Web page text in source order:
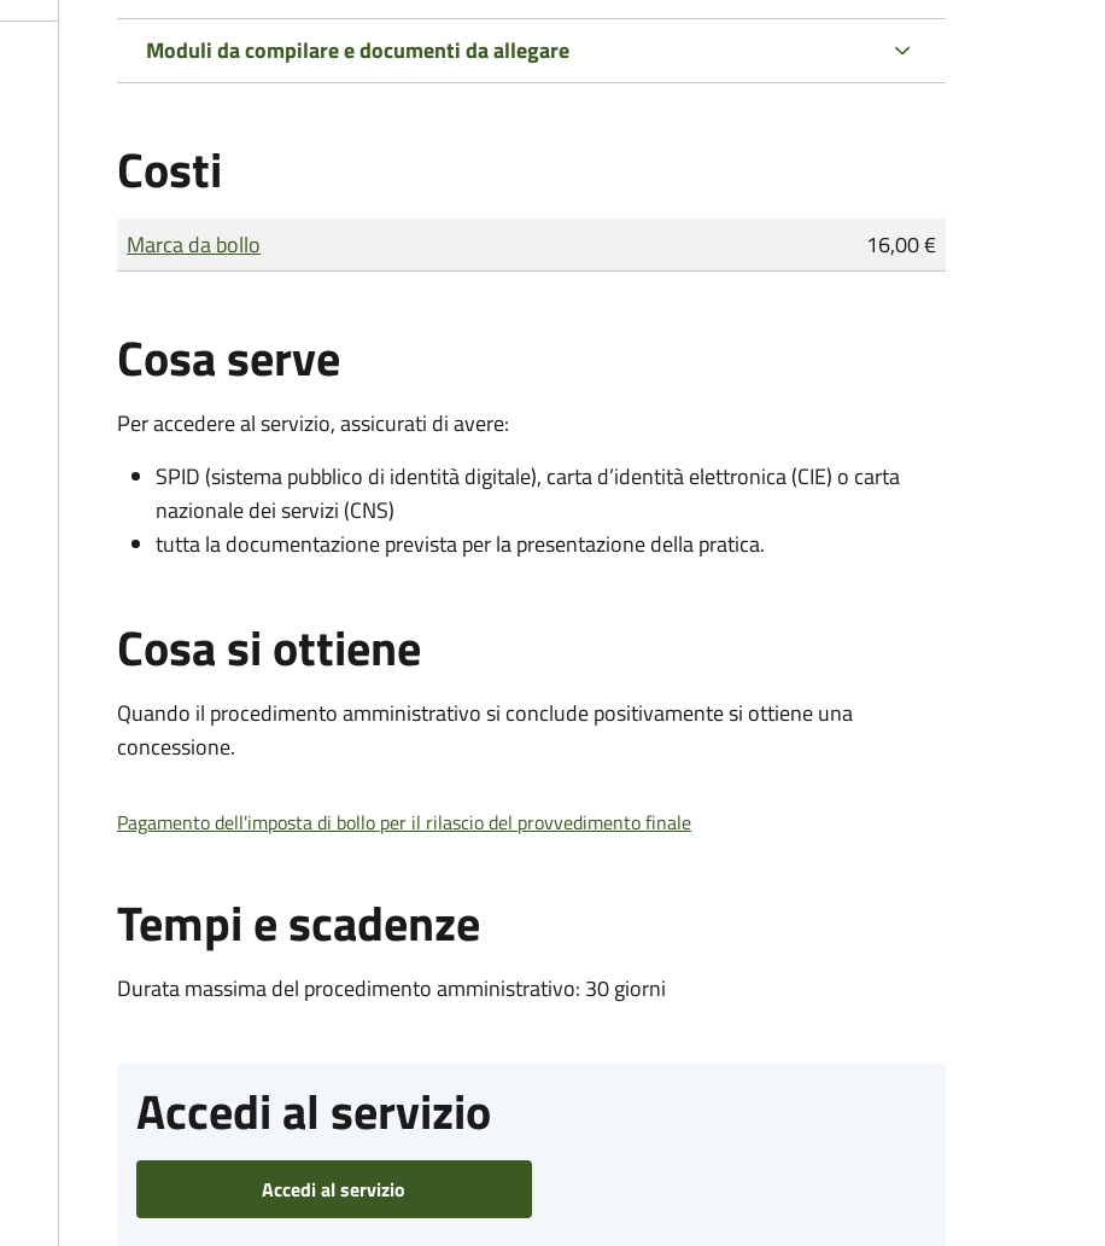
Moduli da compilare e documenti da allegare
Costi
Tipo di pagamento
Importo
Marca da bollo 16,00 €
Cosa serve
Per accedere al servizio, assicurati di avere:
SPID (sistema pubblico di identità digitale), carta d’identità elettronica (CIE) o carta
nazionale dei servizi (CNS)
tutta la documentazione prevista per la presentazione della pratica.
Cosa si ottiene
Quando il procedimento amministrativo si conclude positivamente si ottiene una
concessione.
Pagamento dell'imposta di bollo per il rilascio del provvedimento finale
Tempi e scadenze
Durata massima del procedimento amministrativo: 30 giorni
Accedi al servizio
Accedi al servizio